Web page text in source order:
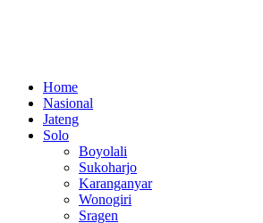
Home
Nasional
Jateng
Solo
Boyolali
Sukoharjo
Karanganyar
Wonogiri
Sragen